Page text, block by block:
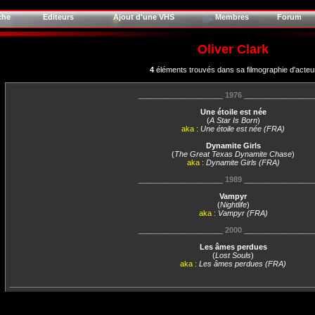
Editeurs Ajout d'une VHS Membres Forum
Oliver Clark
4éléments trouvés dans sa filmographie
1976
Une étoile est née
(A Star Is Born)
aka : Une étoile est née (FRA)
Dynamite Girls
(The Great Texas Dynamite Chase)
aka : Dynamite Girls (FRA)
1989
Vampyr
(Nightlife)
aka : Vampyr (FRA)
2000
Les âmes perdues
(Lost Souls)
aka : Les âmes perdues (FRA)